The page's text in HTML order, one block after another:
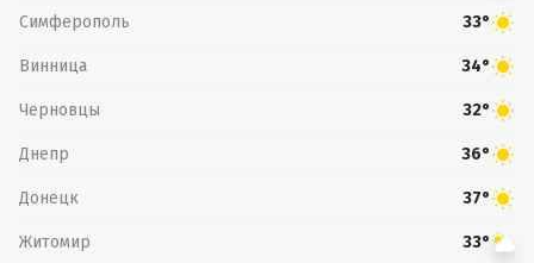
Симферополь 33°
Винница 34°
Черновцы 32°
Днепр 36°
Донецк 37°
Житомир 33°